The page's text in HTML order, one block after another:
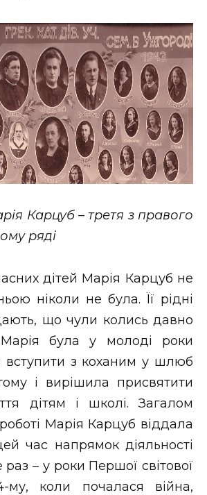
Карцуб – третя з правого
ряді
дітей Марія Карцуб не
ніколи не була. Її рідні
що чули колись давно
була у молоді роки
вступити з коханим у шлюб
і вирішила присвятити
дітям і школі. Загалом
Марія Карцуб віддала
час напрямок діяльності
– у роки Першої світової
му, коли почалася війна,